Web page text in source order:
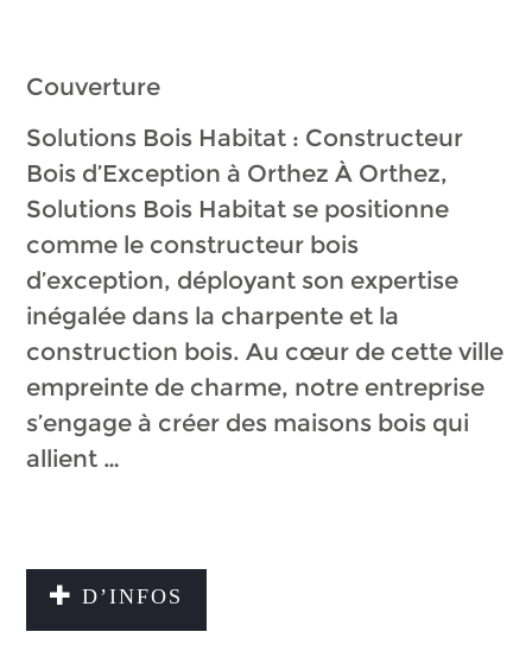
Couverture
Solutions Bois Habitat : Constructeur
Bois d’Exception à Orthez À Orthez,
Solutions Bois Habitat se positionne
comme le constructeur bois
d’exception, déployant son expertise
inégalée dans la charpente et la
construction bois. Au cœur de cette ville
empreinte de charme, notre entreprise
s’engage à créer des maisons bois qui
allient …
D’INFOS